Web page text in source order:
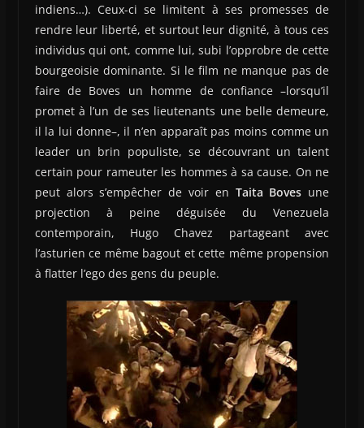
indiens…). Ceux-ci se limitent à ses promesses de
rendre leur liberté, et surtout leur dignité, à tous ces
individus qui ont, comme lui, subi l’opprobre de cette
bourgeoisie dominante. Si le film ne manque pas de
faire de Boves un homme de confiance –lorsqu’il
promet à l’un de ses lieutenants une belle demeure,
il la lui donne–, il n’en apparaît pas moins comme un
leader un brin populiste, se découvrant un talent
certain pour rameuter les hommes à sa cause. On ne
peut alors s’empêcher de voir en Taita Boves une
projection à peine déguisée du Venezuela
contemporain, Hugo Chavez partageant avec
l’asturien ce même bagout et cette même propension
à flatter l’ego des gens du peuple.